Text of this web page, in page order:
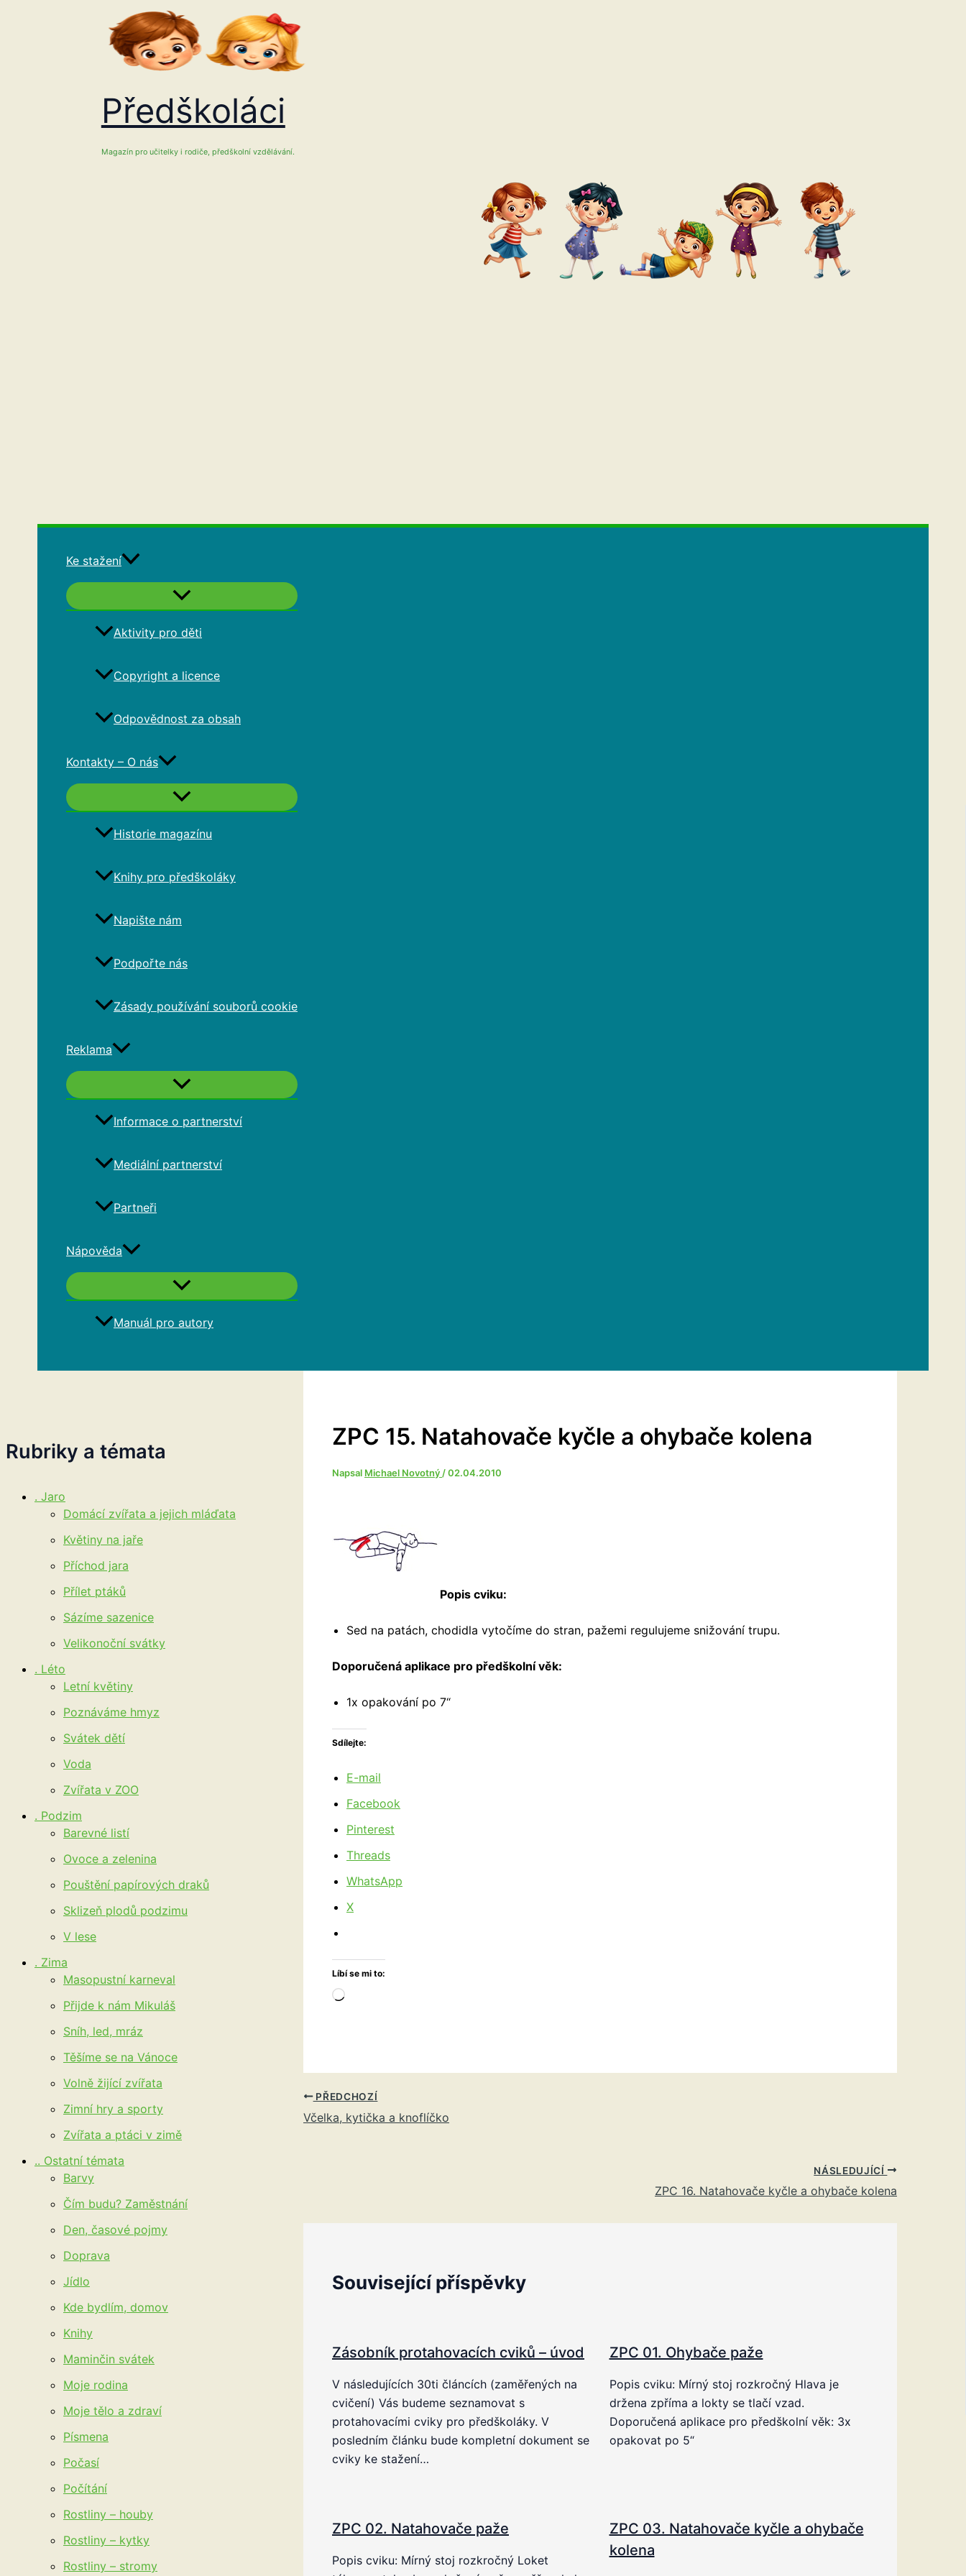
Předškoláci
Magazín pro učitelky i rodiče, předškolní vzdělávání.
Ke stažení
Aktivity pro děti
Copyright a licence
Odpovědnost za obsah
Kontakty – O nás
Historie magazínu
Knihy pro předškoláky
Napište nám
Podpořte nás
Zásady používání souborů cookie
Reklama
Informace o partnerství
Mediální partnerství
Partneři
Nápověda
Manuál pro autory
Rubriky a témata
. Jaro
Domácí zvířata a jejich mláďata
Květiny na jaře
Příchod jara
Přílet ptáků
Sázíme sazenice
Velikonoční svátky
. Léto
Letní květiny
Poznáváme hmyz
Svátek dětí
Voda
Zvířata v ZOO
. Podzim
Barevné listí
Ovoce a zelenina
Pouštění papírových draků
Sklizeň plodů podzimu
V lese
. Zima
Masopustní karneval
Přijde k nám Mikuláš
Sníh, led, mráz
Těšíme se na Vánoce
Volně žijící zvířata
Zimní hry a sporty
Zvířata a ptáci v zimě
.. Ostatní témata
Barvy
Čím budu? Zaměstnání
Den, časové pojmy
Doprava
Jídlo
Kde bydlím, domov
Knihy
Maminčin svátek
Moje rodina
Moje tělo a zdraví
Písmena
Počasí
Počítání
Rostliny – houby
Rostliny – kytky
Rostliny – stromy
ZPC 15. Natahovače kyčle a ohybače kolena
Napsal Michael Novotný /02.04.2010
Popis cviku:
Sed na patách, chodidla vytočíme do stran, pažemi regulujeme snižování trupu.
Doporučená aplikace pro předškolní věk:
1x opakování po 7“
Sdílejte:
E-mail
Facebook
Pinterest
Threads
WhatsApp
X
Líbí se mi to:
Načítání…
PŘEDCHOZÍ
Včelka, kytička a knoflíčko
NÁSLEDUJÍCÍ
ZPC 16. Natahovače kyčle a ohybače kolena
Související příspěvky
Zásobník protahovacích cviků – úvod
V následujících 30ti článcích (zaměřených na
cvičení) Vás budeme seznamovat s
protahovacími cviky pro předškoláky. V
posledním článku bude kompletní dokument se
cviky ke stažení…
ZPC 01. Ohybače paže
Popis cviku: Mírný stoj rozkročný Hlava je
držena zpříma a lokty se tlačí vzad.
Doporučená aplikace pro předškolní věk: 3x
opakovat po 5“
ZPC 02. Natahovače paže
Popis cviku: Mírný stoj rozkročný Loket
ZPC 03. Natahovače kyčle a ohybače
kolena